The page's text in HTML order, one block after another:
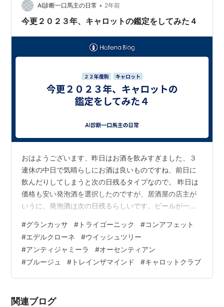
AI診断一口馬主の日常 • 2年前
今更２０２３年、キャロットの鑑定をしてみた４
おはようございます、昨日はお酒を飲みすぎました、３
連休の中日で気晴らしにお酒は良いものですね、前日に
飲んだりしてしまうと次の日残るタイプなので。 昨日は
価格も安い発泡酒を選択したのですが、居酒屋の店主が
いうに、発泡酒は次の日残るらしいです。ビールが一番
杯６００円を切ると赤字らしいです。 なので、飲み放題
でビールというのはほぼ間違いなく発泡酒だったり、リ
キュールを足したりされているとの裏話を聞きました。
ただ、ビール一杯６００円も出していられないので、混
ぜ物をしてるといっても１時間１０００円の飲み放題が
#グランカッサ # トライゴーニック #コンアフェット
#エデルクローネ #ウイッシュツリー
#アンティジャミーラ #オーセンティアン
#ブルージュ # トレインザマインド #キャロットクラブ
関連ブログ